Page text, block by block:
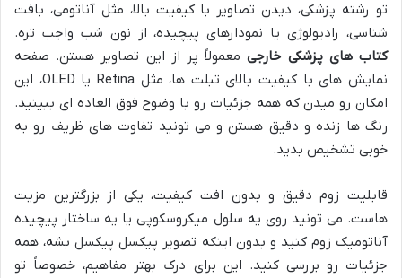
تو رشته پزشکی، دیدن تصاویر با کیفیت بالا، مثل آناتومی، بافت
شناسی، رادیولوژی یا نمودارهای پیچیده، از نون شب واجب تره.
کتاب های پزشکی خارجیمعمولاً پر از این تصاویر هستن. صفحه
نمایش های با کیفیت بالای تبلت ها، مثل Retina یا OLED، این
امکان رو میدن که همه جزئیات رو با وضوح فوق العاده ای ببینید.
رنگ ها زنده و دقیق هستن و می تونید تفاوت های ظریف رو به
خوبی تشخیص بدید.
قابلیت زوم دقیق و بدون افت کیفیت، یکی از بزرگترین مزیت
هاست. می تونید روی یه سلول میکروسکوپی یا یه ساختار پیچیده
آناتومیک زوم کنید و بدون اینکه تصویر پیکسل پیکسل بشه، همه
جزئیات رو بررسی کنید. این برای درک بهتر مفاهیم، خصوصاً تو